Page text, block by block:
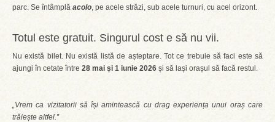
parc. Se întâmplă acolo, pe acele străzi, sub acele turnuri, cu acel orizont.
Totul este gratuit. Singurul cost e să nu vii.
Nu există bilet. Nu există listă de așteptare. Tot ce trebuie să faci este să
ajungi în cetate între 28 mai și 1 iunie 2026 și să lași orașul să facă restul.
„Vrem ca vizitatorii să își amintească cu drag experiența unui oraș care
trăiește altfel.”